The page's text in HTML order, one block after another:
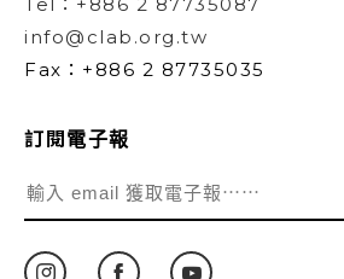
info@clab.org.tw
Fax：+886 2 87735035
訂閱電子報